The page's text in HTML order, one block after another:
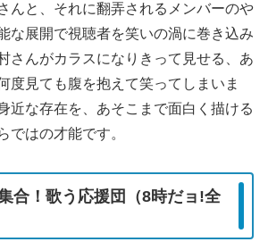
んと、それに翻弄されるメンバーのや
な展開で視聴者を笑いの渦に巻き込み
さんがカラスになりきって見せる、あ
度見ても腹を抱えて笑ってしまいま
近な存在を、あそこまで面白く描ける
ではの才能です。
合！歌う応援団（8時だョ!全